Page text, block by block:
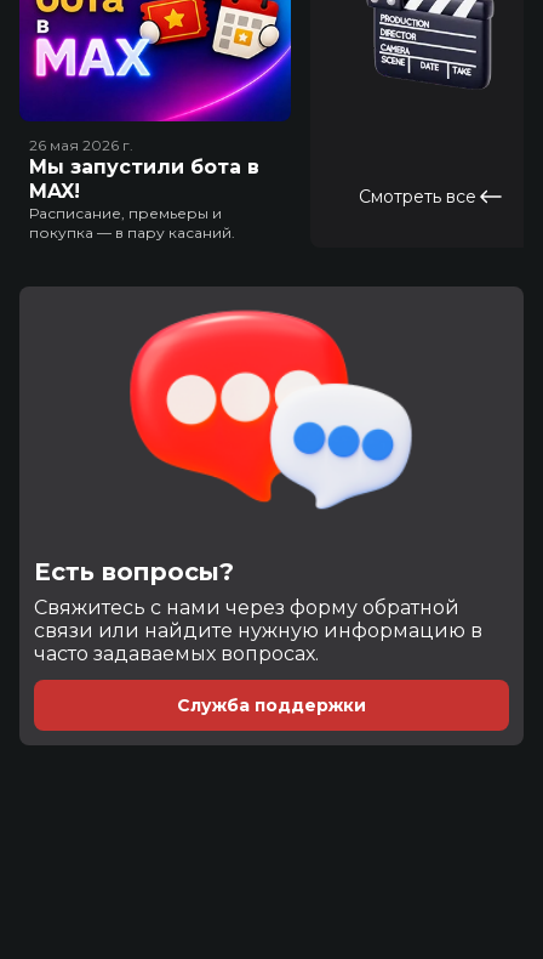
26 мая 2026 г.
Мы запустили бота в
MAX!
Расписание, премьеры и
покупка — в пару касаний.
Смотреть все
Есть вопросы?
Cвяжитесь с нами через форму обратной
связи или найдите нужную информацию в
часто задаваемых вопросах.
Служба поддержки